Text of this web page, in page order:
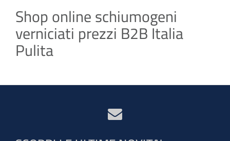
Shop online schiumogeni
verniciati prezzi B2B Italia
Pulita